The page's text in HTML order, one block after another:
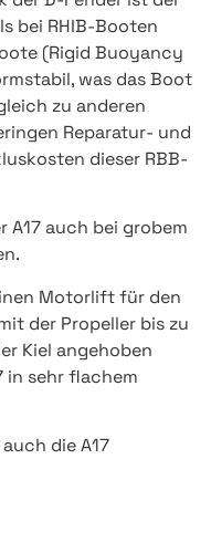
bei RHIB-Booten
(Rigid Buoyancy
was das Boot
zu anderen
Reparatur- und
dieser RBB-
auch bei grobem
Motorlift für den
der Propeller bis zu
Kiel angehoben
in sehr flachem
die A17